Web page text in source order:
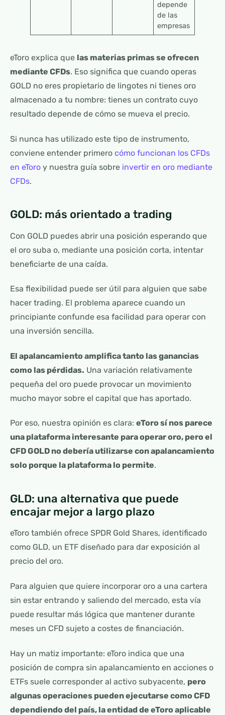
depende
de las
empresas
eToro explica que las materias primas se ofrecen
mediante CFDs. Eso significa que cuando operas
GOLD no eres propietario de lingotes ni tienes oro
almacenado a tu nombre: tienes un contrato cuyo
resultado depende de cómo se mueva el precio.
Si nunca has utilizado este tipo de instrumento,
conviene entender primero cómo funcionan los CFDs
en eToro y nuestra guía sobre invertir en oro mediante
CFDs.
GOLD: más orientado a trading
Con GOLD puedes abrir una posición esperando que
el oro suba o, mediante una posición corta, intentar
beneficiarte de una caída.
Esa flexibilidad puede ser útil para alguien que sabe
hacer trading. El problema aparece cuando un
principiante confunde esa facilidad para operar con
una inversión sencilla.
El apalancamiento amplifica tanto las ganancias
como las pérdidas. Una variación relativamente
pequeña del oro puede provocar un movimiento
mucho mayor sobre el capital que has aportado.
Por eso, nuestra opinión es clara: eToro sí nos parece
una plataforma interesante para operar oro, pero el
CFD GOLD no debería utilizarse con apalancamiento
solo porque la plataforma lo permite.
GLD: una alternativa que puede
encajar mejor a largo plazo
eToro también ofrece SPDR Gold Shares, identificado
como GLD, un ETF diseñado para dar exposición al
precio del oro.
Para alguien que quiere incorporar oro a una cartera
sin estar entrando y saliendo del mercado, esta vía
puede resultar más lógica que mantener durante
meses un CFD sujeto a costes de financiación.
Hay un matiz importante: eToro indica que una
posición de compra sin apalancamiento en acciones o
ETFs suele corresponder al activo subyacente, pero
algunas operaciones pueden ejecutarse como CFD
dependiendo del país, la entidad de eToro aplicable